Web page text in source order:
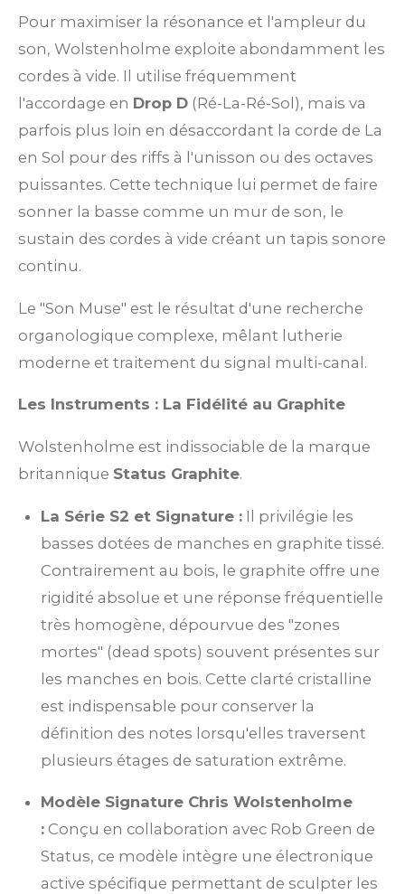
Pour maximiser la résonance et l'ampleur du
son, Wolstenholme exploite abondamment les
cordes à vide. Il utilise fréquemment
l'accordage en Drop D (Ré-La-Ré-Sol), mais va
parfois plus loin en désaccordant la corde de La
en Sol pour des riffs à l'unisson ou des octaves
puissantes. Cette technique lui permet de faire
sonner la basse comme un mur de son, le
sustain des cordes à vide créant un tapis sonore
continu.
Le "Son Muse" est le résultat d'une recherche
organologique complexe, mêlant lutherie
moderne et traitement du signal multi-canal.
Les Instruments : La Fidélité au Graphite
Wolstenholme est indissociable de la marque
britannique Status Graphite.
La Série S2 et Signature : Il privilégie les
basses dotées de manches en graphite tissé.
Contrairement au bois, le graphite offre une
rigidité absolue et une réponse fréquentielle
très homogène, dépourvue des "zones
mortes" (dead spots) souvent présentes sur
les manches en bois. Cette clarté cristalline
est indispensable pour conserver la
définition des notes lorsqu'elles traversent
plusieurs étages de saturation extrême.
Modèle Signature Chris Wolstenholme
: Conçu en collaboration avec Rob Green de
Status, ce modèle intègre une électronique
active spécifique permettant de sculpter les